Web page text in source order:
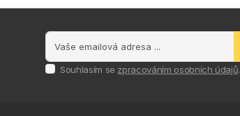
Souhlasím se zpracováním osobních údajů.